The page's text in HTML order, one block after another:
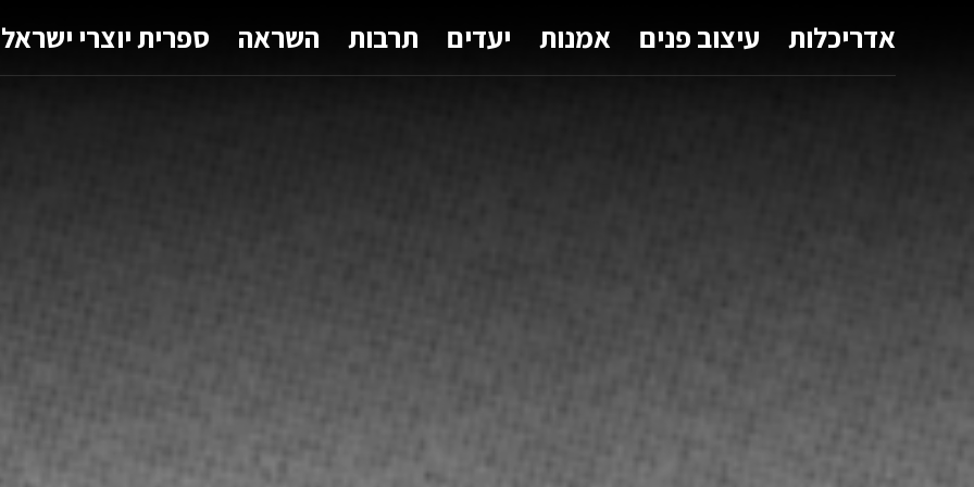
אדריכלות עיצוב פנים אמנות יעדים תרבות השראה ספרית יוצרי ישראל